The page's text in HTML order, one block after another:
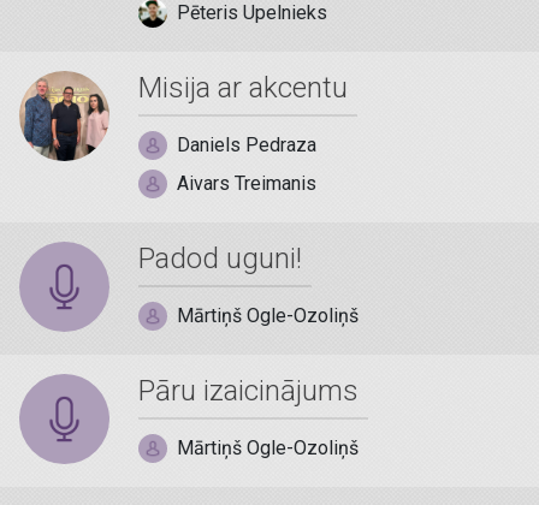
Pēteris Upelnieks
Misija ar akcentu
Daniels Pedraza
Aivars Treimanis
Padod uguni!
Mārtiņš Ogle-Ozoliņš
Pāru izaicinājums
Mārtiņš Ogle-Ozoliņš